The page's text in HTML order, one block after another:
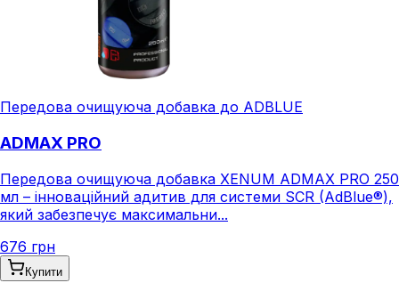
Передова очищуюча добавка до ADBLUE
ADMAX PRO
Передова очищуюча добавка XENUM ADMAX PRO 250
мл – інноваційний адитив для системи SCR (AdBlue®),
який забезпечує максимальни...
676 грн
Купити